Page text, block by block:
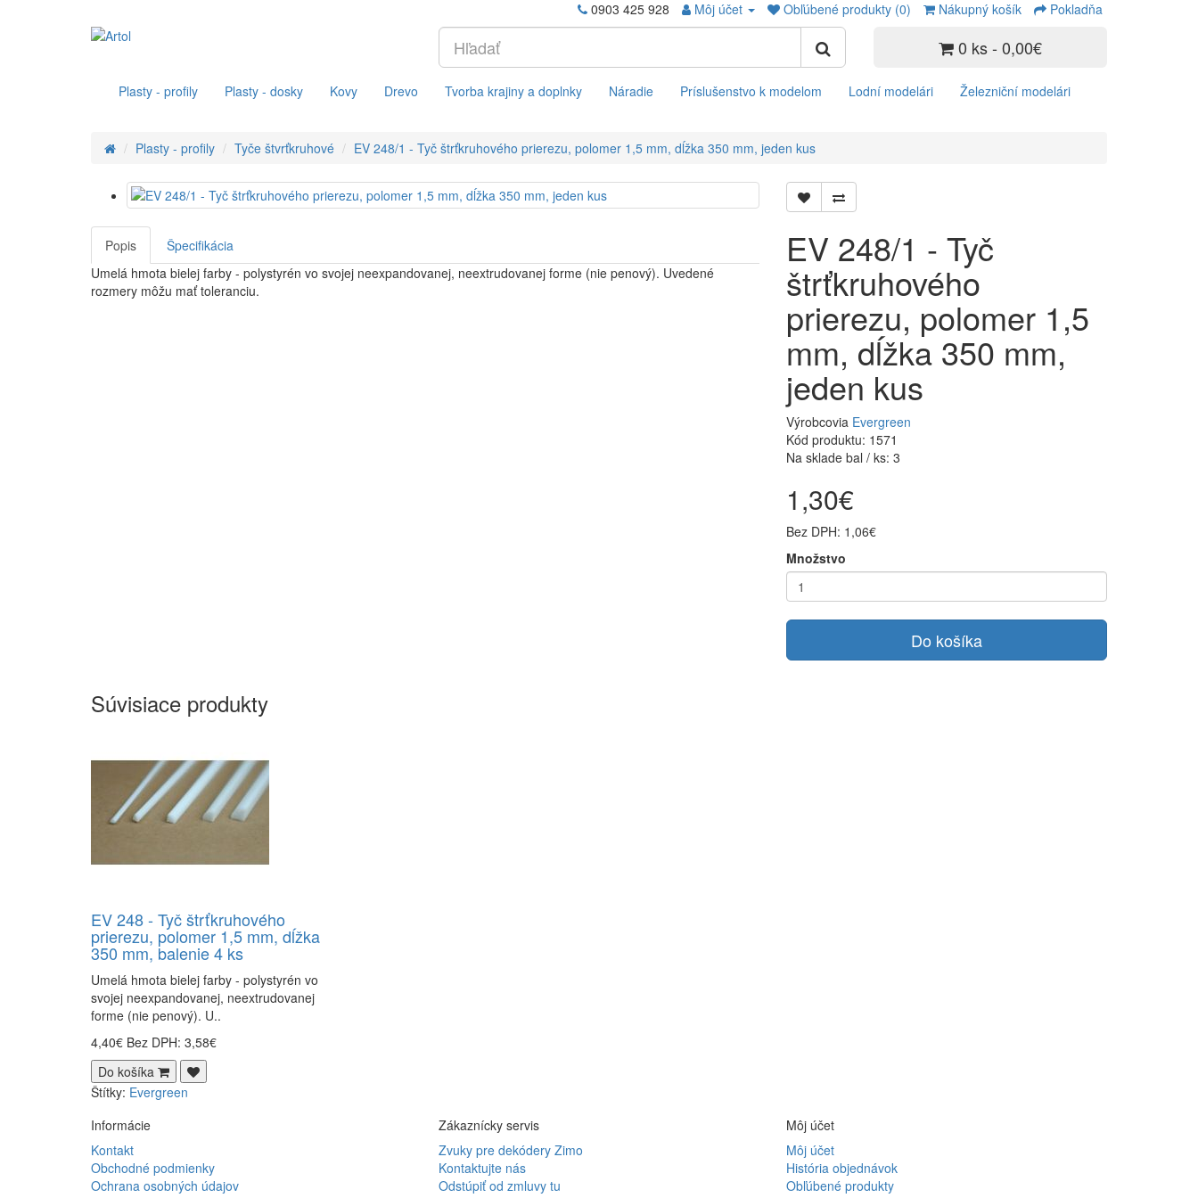
0903 425 928 Môj účet Obľúbené produkty (0) Nákupný košík Pokladňa
0 ks - 0,00€
Plasty - profily Plasty - dosky Kovy Drevo Tvorba krajiny a doplnky Náradie Príslušenstvo k modelom Lodní modelári Železniční modelári
Plasty - profily Tyče štvrťkruhové EV 248/1 - Tyč štrťkruhového prierezu, polomer 1,5 mm, dĺžka 350 mm, jeden kus
Popis
Špecifikácia
Umelá hmota bielej farby - polystyrén vo svojej neexpandovanej, neextrudovanej forme (nie penový). Uvedené
rozmery môžu mať toleranciu.
EV 248/1 - Tyč
štrťkruhového
prierezu, polomer 1,5
mm, dĺžka 350 mm,
jeden kus
Výrobcovia Evergreen
Kód produktu: 1571
Na sklade bal / ks: 3
1,30€
Bez DPH: 1,06€
Množstvo
Do košíka
Súvisiace produkty
EV 248 - Tyč štrťkruhového
prierezu, polomer 1,5 mm, dĺžka
350 mm, balenie 4 ks
Umelá hmota bielej farby - polystyrén vo
svojej neexpandovanej, neextrudovanej
forme (nie penový). U..
4,40€ Bez DPH: 3,58€
Do košíka
Štítky: Evergreen
Informácie
Kontakt
Obchodné podmienky
Ochrana osobných údajov
Zákaznícky servis
Zvuky pre dekódery Zimo
Kontaktujte nás
Odstúpiť od zmluvy tu
Môj účet
Môj účet
História objednávok
Obľúbené produkty